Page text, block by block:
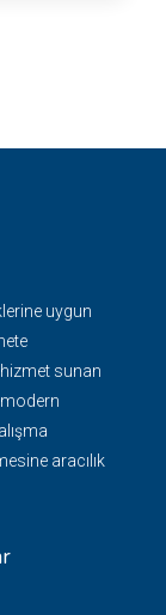
uygun
sunan
aracılık